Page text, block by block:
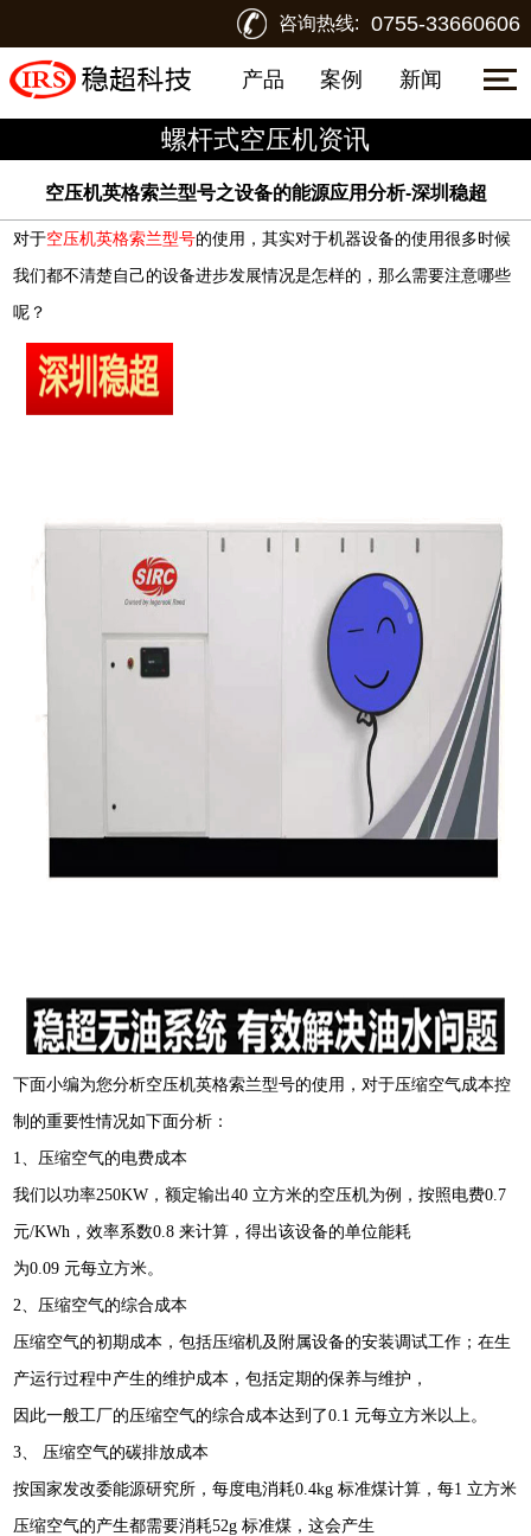
咨询热线: 0755-33660606
产品 案例 新闻
螺杆式空压机资讯
空压机英格索兰型号之设备的能源应用分析-深圳稳超
对于空压机英格索兰型号的使用，其实对于机器设备的使用很多时候
我们都不清楚自己的设备进步发展情况是怎样的，那么需要注意哪些
呢？
下面小编为您分析空压机英格索兰型号的使用，对于压缩空气成本控
制的重要性情况如下面分析：
1、压缩空气的电费成本
我们以功率250KW，额定输出40 立方米的空压机为例，按照电费0.7
元/KWh，效率系数0.8 来计算，得出该设备的单位能耗
为0.09 元每立方米。
2、压缩空气的综合成本
压缩空气的初期成本，包括压缩机及附属设备的安装调试工作；在生
产运行过程中产生的维护成本，包括定期的保养与维护，
因此一般工厂的压缩空气的综合成本达到了0.1 元每立方米以上。
3、 压缩空气的碳排放成本
按国家发改委能源研究所，每度电消耗0.4kg 标准煤计算，每1 立方米
压缩空气的产生都需要消耗52g 标准煤，这会产生